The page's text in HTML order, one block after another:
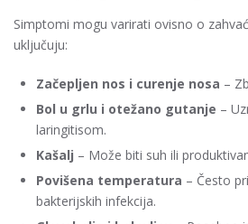
Simptomi mogu varirati ovisno o
uključuju:
Začepljen nos i curenje nosa –
Bol u grlu i otežano gutanje –
laringitisom.
Kašalj – Može biti suh ili
Povišena temperatura – Često
bakterijskih infekcija.